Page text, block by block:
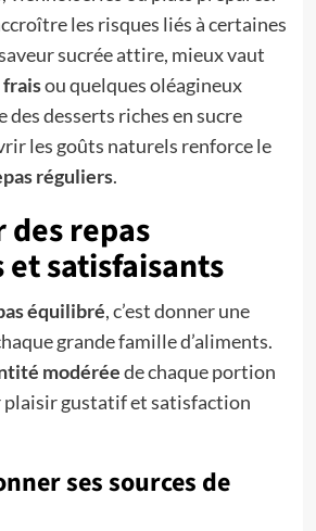
les risques liés à certaines
sucrée attire, mieux vaut
ou quelques oléagineux
desserts riches en sucre
les goûts naturels renforce le
réguliers.
des repas
satisfaisants
équilibré, c’est donner une
grande famille d’aliments.
modéréede chaque portion
plaisir gustatif et satisfaction
ses sources de